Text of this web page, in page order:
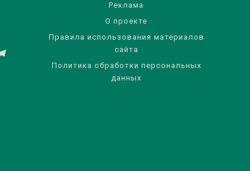
Реклама
О проекте
Правила использования материалов
сайта
Политика обработки персональных
данных